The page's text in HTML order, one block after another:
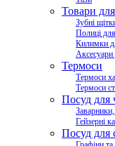
Товари
Зубні
Полиці
Килимки
Аксесуари
Термоси
Термоси
Термоси
Посуд для
Гейзерні
Посуд для